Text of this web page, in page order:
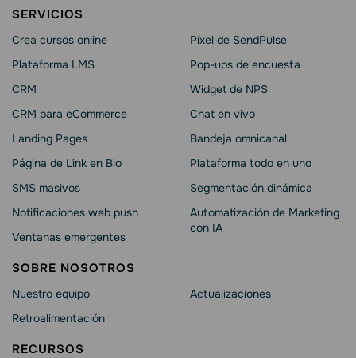
SERVICIOS
Crea cursos online
Plataforma LMS
CRM
CRM para eCommerce
Landing Pages
Página de Link en Bio
SMS masivos
Notificaciones web push
Ventanas emergentes
Píxel de SendPulse
Pop-ups de encuesta
Widget de NPS
Chat en vivo
Bandeja omnicanal
Plataforma todo en uno
Segmentación dinámica
Automatización de Marketing
con IA
SOBRE NOSOTROS
Nuestro equipo
Retroalimentación
Actualizaciones
RECURSOS